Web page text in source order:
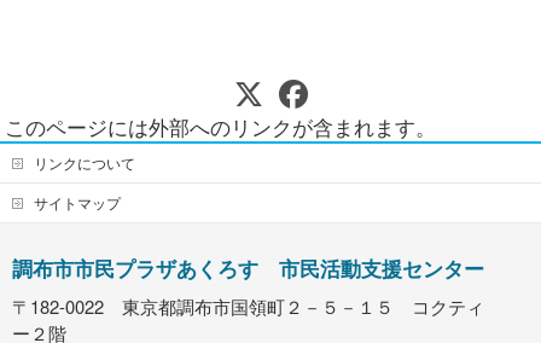
このページには外部へのリンクが含まれます。
リンクについて
サイトマップ
調布市市民プラザあくろす 市民活動支援センター
〒182-0022 東京都調布市国領町２－５－１５ コクティ
ー２階